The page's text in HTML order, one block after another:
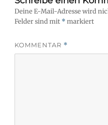
Deine E-Mail-Adresse wird
Felder sind mit *markiert
KOMMENTAR *